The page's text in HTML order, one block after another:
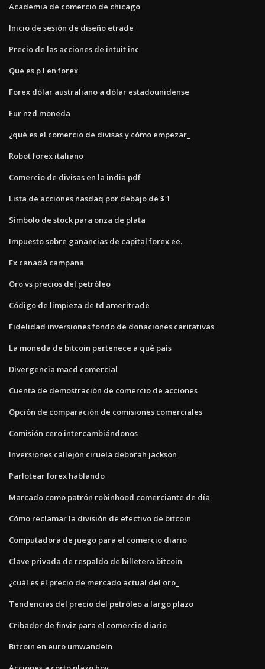
Academia de comercio de chicago
Inicio de sesión de diseño etrade
Precio de las acciones de intuit inc
Que es p l en forex
Forex dólar australiano a dólar estadounidense
Eur nzd moneda
¿qué es el comercio de divisas y cómo empezar_
Robot forex italiano
Comercio de divisas en la india pdf
Lista de acciones nasdaq por debajo de $ 1
Símbolo de stock para onza de plata
Impuesto sobre ganancias de capital forex ee.
Fx canadá campana
Oro vs precios del petróleo
Código de limpieza de td ameritrade
Fidelidad inversiones fondo de donaciones caritativas
La moneda de bitcoin pertenece a qué país
Divergencia macd comercial
Cuenta de demostración de comercio de acciones
Opción de comparación de comisiones comerciales
Comisión cero intercambiándonos
Inversiones callejón ciruela deborah jackson
Parlotear forex hablando
Marcado como patrón robinhood comerciante de día
Cómo reclamar la división de efectivo de bitcoin
Computadora de juego para el comercio diario
Clave privada de respaldo de billetera bitcoin
¿cuál es el precio de mercado actual del oro_
Tendencias del precio del petróleo a largo plazo
Cribador de finviz para el comercio diario
Bitcoin en euro umwandeln